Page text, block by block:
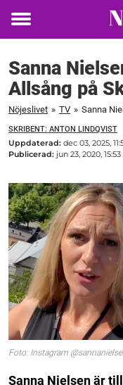
Toggle
Sanna
Allsång på
Nöjeslivet » TV » Sanna
SKRIBENT: ANTON LINDQVIST
Uppdaterad: dec 03, 2025,
Publicerad: jun 23, 2020, 15:53
Foto: Instagram
Sanna Nielsen är